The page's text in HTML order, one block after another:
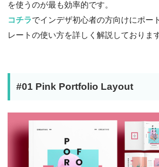
を使うのが最も効率的です。
コチラでインデザ初心者の方向けにポー
レートの使い方を詳しく解説しております
#01 Pink Portfolio Layout